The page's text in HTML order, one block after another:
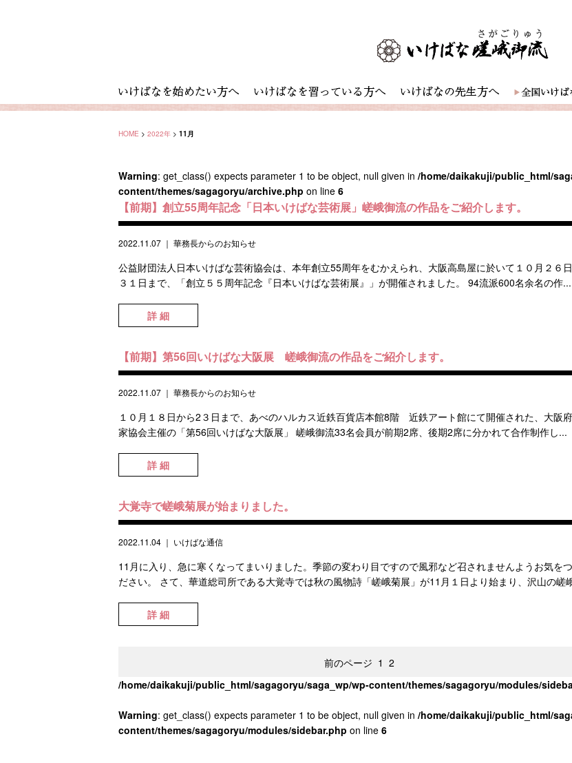
HOME > 2022年 > 11月
Warning: get_class() expects parameter 1 to be object, null given in /home/daikakuji/public_html/
content/themes/sagagoryu/archive.php on line 6
【前期】創立55周年記念「日本いけばな芸術展」嵯峨御流の作品をご紹介します。
2022.11.07 ｜ 華務長からのお知らせ
公益財団法人日本いけばな芸術協会は、本年創立55周年をむかえられ、大阪高島屋に於いて１０月２６
３１日まで、「創立５５周年記念『日本いけばな芸術展』」が開催されました。 94流派600名余名の作...
詳 細
【前期】第56回いけばな大阪展 嵯峨御流の作品をご紹介します。
2022.11.07 ｜ 華務長からのお知らせ
１０月１８日から2３日まで、あべのハルカス近鉄百貨店本館8階 近鉄アート館にて開催された、大阪
家協会主催の「第56回いけばな大阪展」 嵯峨御流33名会員が前期2席、後期2席に分かれて合作制作し...
詳 細
大覚寺で嵯峨菊展が始まりました。
2022.11.04 ｜ いけばな通信
11月に入り、急に寒くなってまいりました。季節の変わり目ですので風邪など召されませんようお気をつ
ださい。 さて、華道総司所である大覚寺では秋の風物詩「嵯峨菊展」が11月１日より始まり、沢山の嵯
詳 細
前のページ 1 2
/home/daikakuji/public_html/sagagoryu/saga_wp/wp-content/themes/sagagoryu/modules/
Warning: get_class() expects parameter 1 to be object, null given in /home/daikakuji/public_html/
content/themes/sagagoryu/modules/sidebar.php on line 6